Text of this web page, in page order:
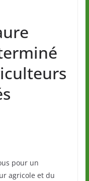
pour un
agricole et du